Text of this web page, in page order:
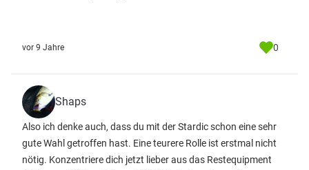
vor 9 Jahre 0
Shaps
Also ich denke auch, dass du mit der Stardic schon eine sehr
gute Wahl getroffen hast. Eine teurere Rolle ist erstmal nicht
nötig. Konzentriere dich jetzt lieber aus das Restequipment